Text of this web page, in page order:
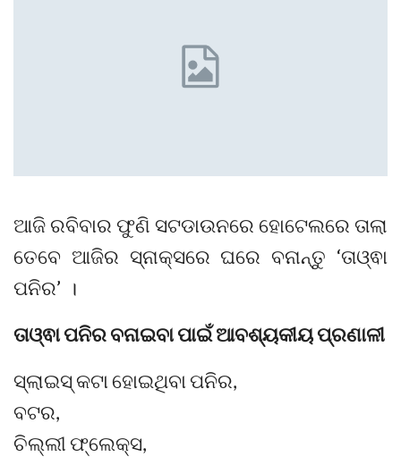
ଆଜି ରବିବାର ଫୁଣି ସଟଡାଉନରେ ହୋଟେଲରେ ତାଲା
ତେବେ ଆଜିର ସ୍ନାକ୍ସରେ ଘରେ ବନାନ୍ତୁ ‘ତାଓ୍ଵା
ପନିର’ ।
ତାଓ୍ଵା ପନିର ବନାଇବା ପାଇଁ ଆବଶ୍ୟକୀୟ ପ୍ରଣାଳୀ
ସ୍ଲାଇସ୍‌ କଟା ହୋଇଥିବା ପନିର,
ବଟର,
ଚିଲ୍ଲୀ ଫ୍ଲେକ୍ସ,